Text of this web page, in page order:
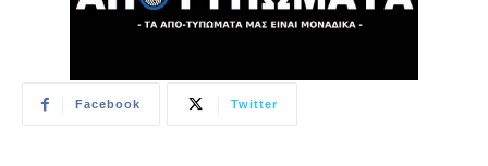
Facebook Twitter